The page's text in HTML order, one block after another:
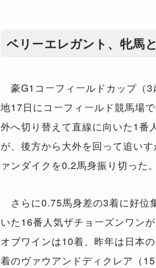
ベリーエレガント、牝馬
豪G1コーフィールドカップ（
地17日にコーフィールド競馬場
外へ切り替えて直線に向いた1番
が、後方から大外を回って追い
ァンダイクを0.2馬身振り切った。
さらに0.75馬身差の3着に好位
いた16番人気ザチョーズンワン
オブワインは10着、昨年は日本
着のヴァウアンドディクレア（